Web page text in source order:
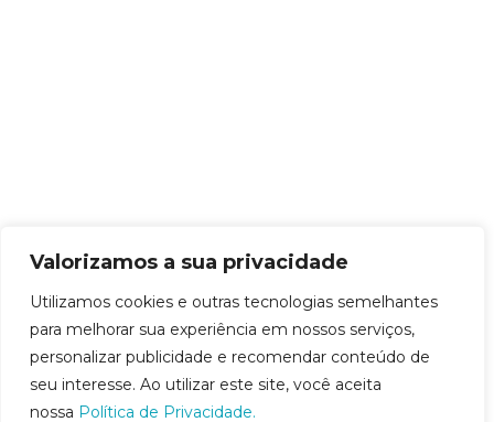
Valorizamos a sua privacidade
Utilizamos cookies e outras tecnologias semelhantes
para melhorar sua experiência em nossos serviços,
personalizar publicidade e recomendar conteúdo de
seu interesse. Ao utilizar este site, você aceita
nossa Política de Privacidade.